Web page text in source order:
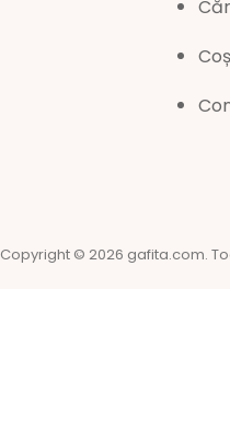
Copyright © 2026 gafita.com.